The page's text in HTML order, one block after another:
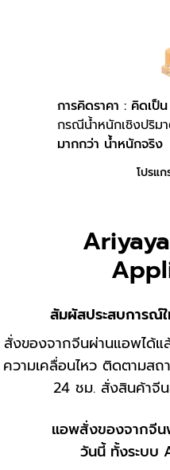
การคิดราคา : คิดเป็
กรณีน้ำหนักเชิงปริม
มากกว่า น้ำหนักจริง
โปรแ
สัมผัสประสบการณ์
สั่งของจากจีนผ่านแอพได้
ความเคลื่อนไหว ติดตามสถ
24 ชม. สั่งสินค้าจี
แอพสั่งของจากจีน
วันนี้ ทั้งระบบ